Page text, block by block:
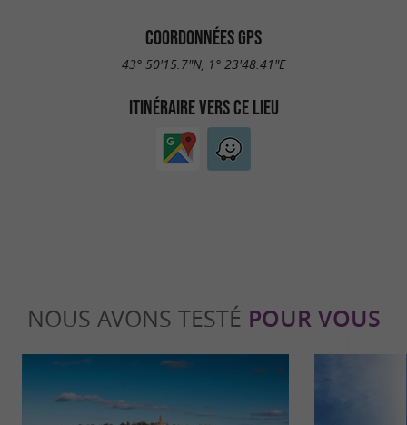
COORDONNÉES GPS
43° 50'15.7"N, 1° 23'48.41"E
ITINÉRAIRE VERS CE LIEU
NOUS AVONS TESTÉ POUR VOUS